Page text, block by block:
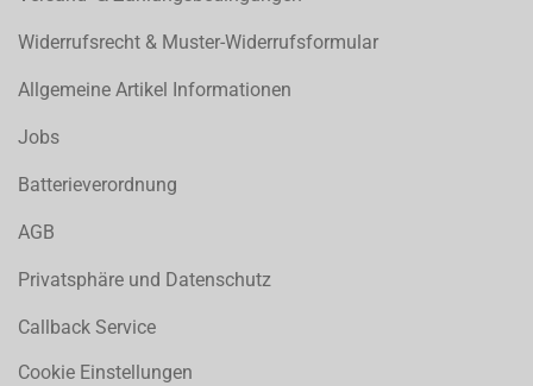
Widerrufsrecht & Muster-Widerrufsformular
Allgemeine Artikel Informationen
Jobs
Batterieverordnung
AGB
Privatsphäre und Datenschutz
Callback Service
Cookie Einstellungen